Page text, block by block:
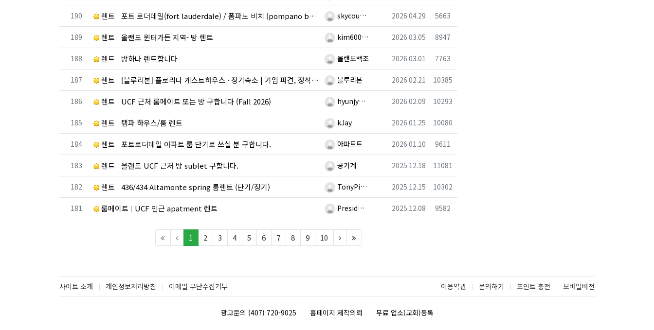
번호
190 렌트 포트 로더데일(fort lauderdale) / 폼파노 비치 (pompano beach) 스튜디오룸 렌트 등록자skycou… 등록일
2026.04.29 조회
5663
번호
189 렌트 올랜도 윈터가든 지역- 방 렌트 등록자kim600… 등록일
2026.03.05 조회
8947
번호
188 렌트 방하나 렌트합니다 등록자올랜도백조 등록일
2026.03.01 조회
7763
번호
187 렌트 [블루리본] 플로리다 게스트하우스 · 장기숙소 | 기업 파견, 정착 통합 지원 등록자블루리본 등록일
2026.02.21 조회
10385
번호
186 렌트 UCF 근처 룸메이트 또는 방 구합니다 (Fall 2026) 등록자hyunjy… 등록일
2026.02.09 조회
10293
번호
185 렌트 탬파 하우스/룸 렌트 등록자kJay 등록일
2026.01.25 조회
10080
번호
184 렌트 포트로더데일 아파트 룸 단기로 쓰실 분 구합니다. 등록자아파트트 등록일
2026.01.10 조회
9611
번호
183 렌트 올랜도 UCF 근처 방 sublet 구합니다. 등록자공기계 등록일
2025.12.18 조회
11081
번호
182 렌트 436/434 Altamonte spring 룸렌트 (단기/장기) 등록자TonyPi… 등록일
2025.12.15 조회
10302
번호
181 룸메이트 UCF 인근 apatment 렌트 등록자Presid… 등록일
2025.12.08 조회
9582
1 (current)
2 3 4 5 6 7 8 9 10 (next)
사이트 소개 개인정보처리방침 이메일 무단수집거부 이용약관 문의하기 포인트 충전 모바일버전
광고문의 (407) 720-9025 홈페이지 제작의뢰 무료 업소(교회)등록